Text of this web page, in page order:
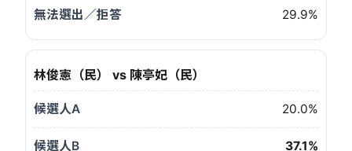
29.9%
林俊憲（民） vs 陳亭妃（民）
20.0%
37.1%